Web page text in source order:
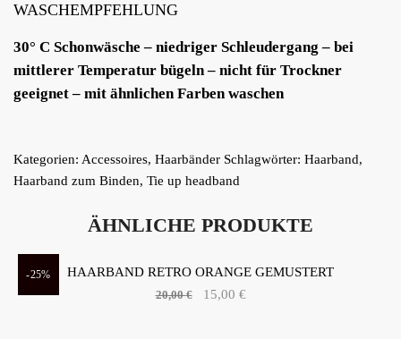
WASCHEMPFEHLUNG
30° C Schonwäsche – niedriger Schleudergang – bei
mittlerer Temperatur bügeln – nicht für Trockner
geeignet – mit ähnlichen Farben waschen
Kategorien: Accessoires, Haarbänder Schlagwörter: Haarband,
Haarband zum Binden, Tie up headband
ÄHNLICHE PRODUKTE
-25% HAARBAND RETRO ORANGE GEMUSTERT
20,00€
Ursprünglicher
15,00 €Aktueller